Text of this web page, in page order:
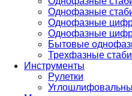
Однофазные
Однофазные
Однофазные
Бытовые
Трехфазные
Инструменты
Рулетки